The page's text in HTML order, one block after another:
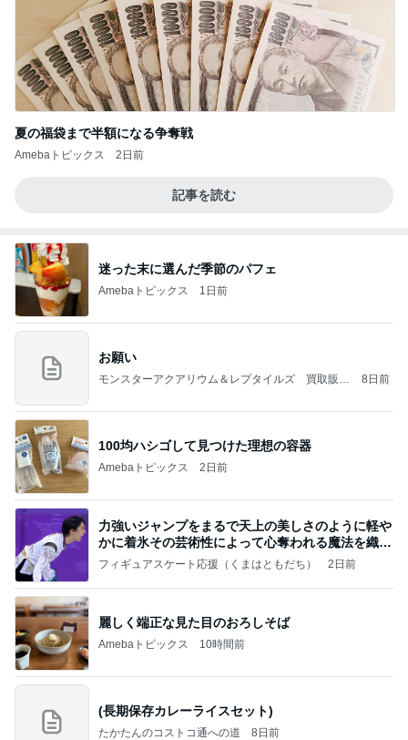
夏の福袋まで半額になる争奪戦
Amebaトピックス 2日前
記事を読む
迷った末に選んだ季節のパフェ
Amebaトピックス 1日前
お願い
モンスターアクアリウム＆レプタイルズ 買取販売
8日前
100均ハシゴして見つけた理想の容器
Amebaトピックス 2日前
力強いジャンプをまるで天上の美しさのように軽や
かに着氷その芸術性によって心奪われる魔法を織り
なす
フィギュアスケート応援（くまはともだち） 2日前
麗しく端正な見た目のおろしそば
Amebaトピックス 10時間前
(長期保存カレーライスセット)
たかたんのコストコ通への道 8日前